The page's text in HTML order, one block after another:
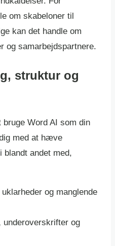
om skabeloner til
kan det handle om
og samarbejdspartnere.
struktur og
Word AI som din
med at hæve
blandt andet med,
og manglende
underoverskrifter og